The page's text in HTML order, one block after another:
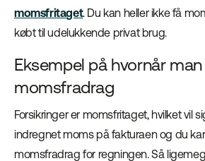
momsfritaget. Du kan heller ikke få
købt til udelukkende privat brug.
Eksempel på hvornår
momsfradrag
Forsikringer er momsfritaget, hvilket vil
indregnet moms på fakturaen og du
momsfradrag for regningen. Så